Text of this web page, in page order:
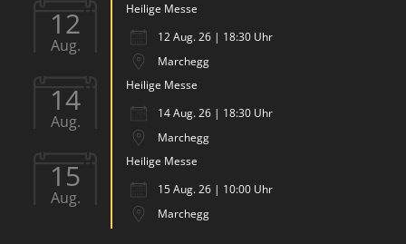
12
Aug.
Heilige Messe
12 Aug. 26 | 18:30 Uhr
Marchegg
14
Aug.
Heilige Messe
14 Aug. 26 | 18:30 Uhr
Marchegg
15
Aug.
Heilige Messe
15 Aug. 26 | 10:00 Uhr
Marchegg